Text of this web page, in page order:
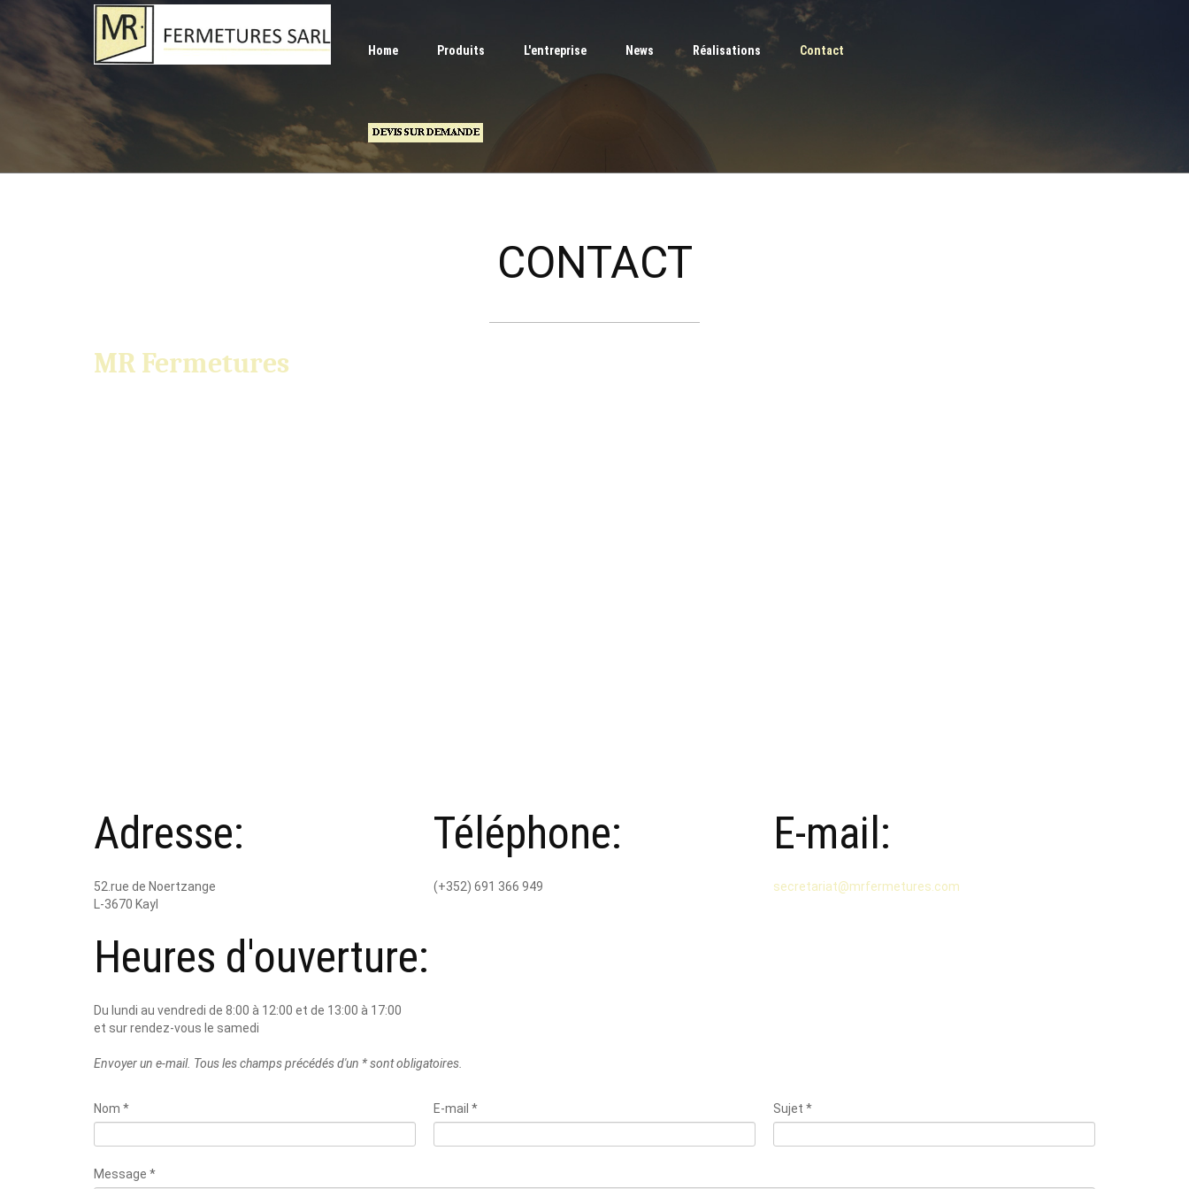
Home Produits L'entreprise News Réalisations Contact
CONTACT
MR Fermetures
Adresse:
52.rue de Noertzange
L-3670 Kayl
Téléphone:
(+352) 691 366 949
E-mail:
secretariat@mrfermetures.com
Heures d'ouverture:
Du lundi au vendredi de 8:00 à 12:00 et de 13:00 à 17:00
et sur rendez-vous le samedi
Envoyer un e-mail. Tous les champs précédés d'un * sont obligatoires.
Nom * E-mail * Sujet *
Message *